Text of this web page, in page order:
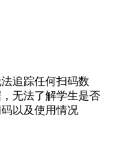
追踪任何扫码数
无法了解学生是否
以及使用情况